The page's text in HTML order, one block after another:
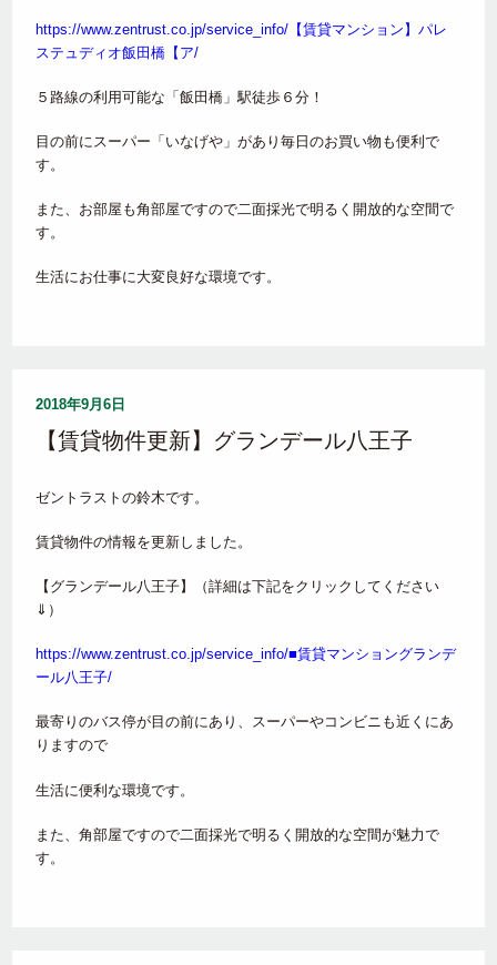
https://www.zentrust.co.jp/service_info/【賃貸マンション】パレ
ステュディオ飯田橋【ア/
５路線の利用可能な「飯田橋」駅徒歩６分！
目の前にスーパー「いなげや」があり毎日のお買い物も便利で
す。
また、お部屋も角部屋ですので二面採光で明るく開放的な空間で
す。
生活にお仕事に大変良好な環境です。
2018年9月6日
【賃貸物件更新】グランデール八王子
ゼントラストの鈴木です。
賃貸物件の情報を更新しました。
【グランデール八王子】（詳細は下記をクリックしてください
⇓）
https://www.zentrust.co.jp/service_info/■賃貸マンショングランデ
ール八王子/
最寄りのバス停が目の前にあり、スーパーやコンビニも近くにあ
りますので
生活に便利な環境です。
また、角部屋ですので二面採光で明るく開放的な空間が魅力で
す。